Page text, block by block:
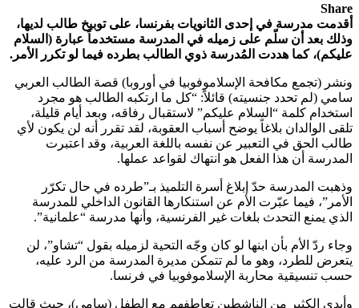
Share
أقدمت مدرسة في إحدى الثانويات بفرنسا، على توبيخ طالب لديها،
وذلك بعد أن سلّم على زميله في المدرسة مستخدماً عبارة (السلام
عليكم)، كما هددت المُدرسة ذوي الطالب بطرده فيما لو تكرر الأمر.
ونشر (تجمع مكافحة الإسلاموفوبيا في أوروبا) قصة الطالب العربي
سامي (لم تحدد جنسيته) قائلاً: “كل ما ارتكبه الطالب هو مجرد
استخدام كلمة “السلام عليكم” لاستقبال رفاقه، وبعد أيام قليلة،
تلقى الوالدان بلاغاً يوضح أسباب العقوبة، لقد تقرر أنه لن يكون لأي
طالب الحق في التعبير عن نفسه باللغة العربية، وقد اعتبرت
المدرسة أن هذا الفعل هو انتهاك لقواعد عملها.
وذهبت المدرسة حدّ إبلاغ أسرة التلميذ بـ”طرده في حال تكرّر
الأمر”، فيما عبّرت الأم عن استنكارها القانون الداخلي للمدرسة
الذي يمنع التحدث بلغات غير الفرنسية، وأنها مدرسة “علمانية”.
وجاء ردّ الأم بأن ابنها لو كان وجّه التحية لزميله بقول “تشاو”، لن
يتعرض للطرد، وهو ما لم تتمكن مديرة المدرسة من الرد عليه،
حسب تنسيقية محاربة الإسلاموفوبيا في فرنسا.
وأبدى الكثير من الناشطين تعاطفهم مع الطفل (سامي)، حيث قالت